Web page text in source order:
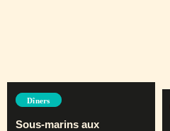
Dîners
Sous-marins aux